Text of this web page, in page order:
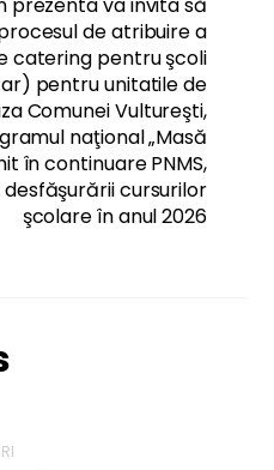
de atribuire a
catering pentru şcoli
pentru unitatile de
Comunei Vultureşti,
naţional „Masă
în continuare PNMS,
cursurilor
şcolare în anul 2026